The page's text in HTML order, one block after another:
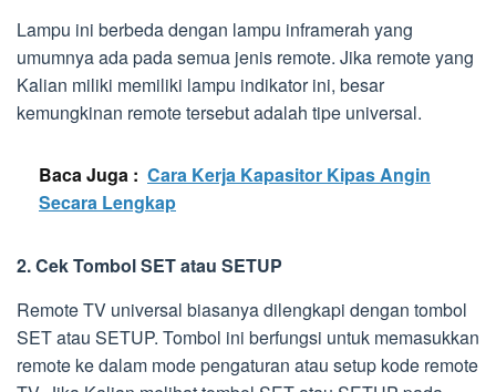
Lampu ini berbeda dengan lampu inframerah yang
umumnya ada pada semua jenis remote. Jika remote yang
Kalian miliki memiliki lampu indikator ini, besar
kemungkinan remote tersebut adalah tipe universal.
Baca Juga : Cara Kerja Kapasitor Kipas Angin
Secara Lengkap
2. Cek Tombol SET atau SETUP
Remote TV universal biasanya dilengkapi dengan tombol
SET atau SETUP. Tombol ini berfungsi untuk memasukkan
remote ke dalam mode pengaturan atau setup kode remote